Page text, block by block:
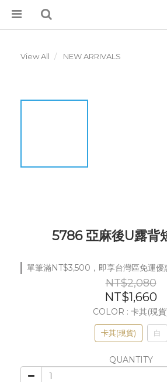
View All NEW ARRIVALS
5786 亞麻後U露背
單筆滿NT$3,500，即享台灣區免運
NT$2,080
NT$1,660
COLOR : 卡其(現
卡其(現貨) 白
QUANTITY